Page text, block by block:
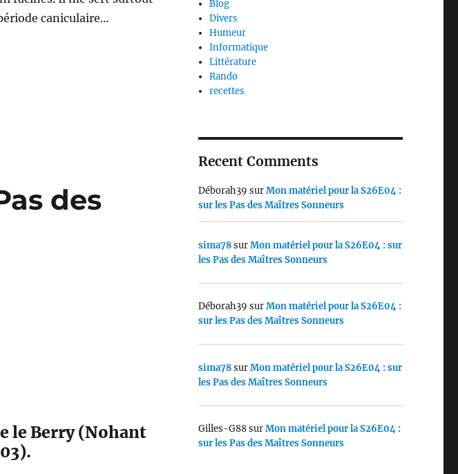
caniculaire…
: sur les Pas des Maîtres Sonneurs »
des
le Berry (Nohant
Blog
Divers
Humeur
Informatique
Littérature
Rando
recettes
Recent Comments
Déborah39 surMon matériel pour la S26E04 :
sur les Pas des Maîtres Sonneurs
sima78surMon matériel pour la S26E04 : sur
les Pas des Maîtres Sonneurs
Déborah39 surMon matériel pour la S26E04 :
sur les Pas des Maîtres Sonneurs
sima78surMon matériel pour la S26E04 : sur
les Pas des Maîtres Sonneurs
Gilles-G88surMon matériel pour la S26E04 :
sur les Pas des Maîtres Sonneurs